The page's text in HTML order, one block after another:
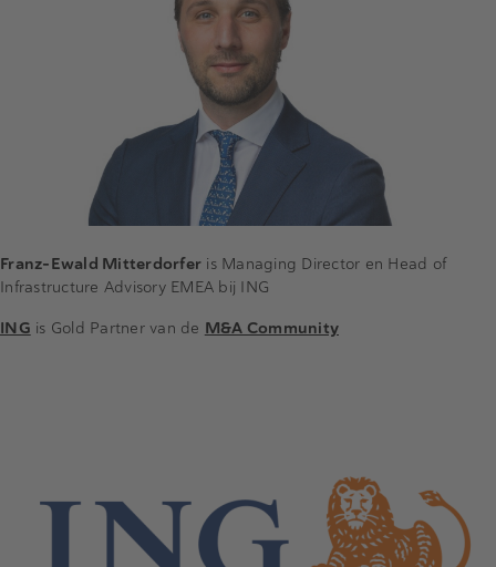
Franz-Ewald Mitterdorfer is Managing Director en Head of
Infrastructure Advisory EMEA bij ING
ING is Gold Partner van de M&A Community